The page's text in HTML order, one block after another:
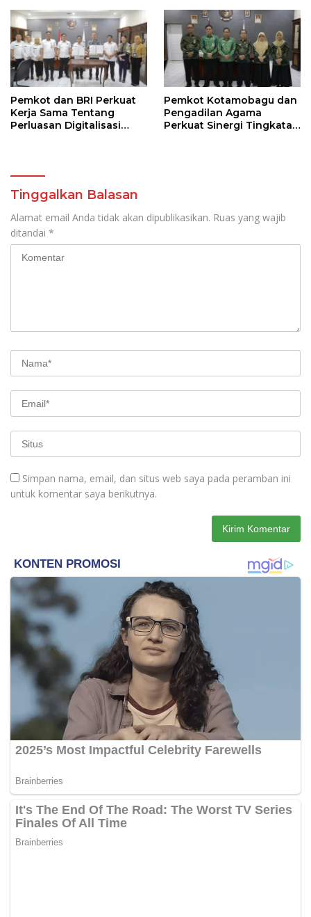
Pemkot dan BRI Perkuat
Kerja Sama Tentang
Perluasan Digitalisasi
Pemkot Kotamobagu dan
Pengadilan Agama
Perkuat Sinergi Tingkatan
Tinggalkan Balasan
Alamat email Anda tidak akan dipublikasikan. Ruas yang wajib
ditandai *
Simpan nama, email, dan situs web saya pada peramban ini
untuk komentar saya berikutnya.